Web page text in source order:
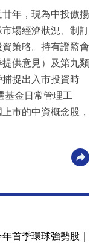
年，現為中投傲揚
場經濟狀況、制訂
策略。持有證監會
供意見）及第九類
捕捉出入市投資時
基金日常管理工
市的中資概念股，
首季環球強勢股｜